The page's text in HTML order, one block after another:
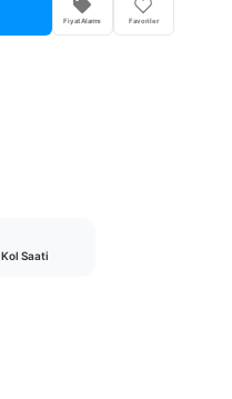
Fiyat Alarmı Favoriler
Saati